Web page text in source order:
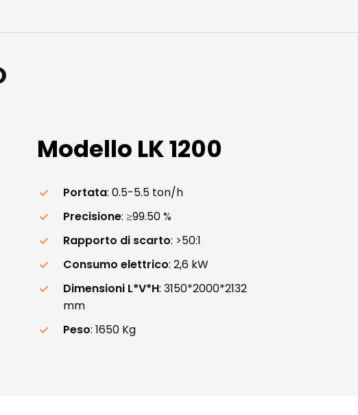
Modello LK1200
Portata: 0.5-5.5 ton/h
Precisione: ≥99.50 %
Rapporto di scarto: >50:1
Consumo elettrico: 2,6 kW
Dimensioni L*V*H: 3150*2000*2132
mm
Peso: 1650 Kg